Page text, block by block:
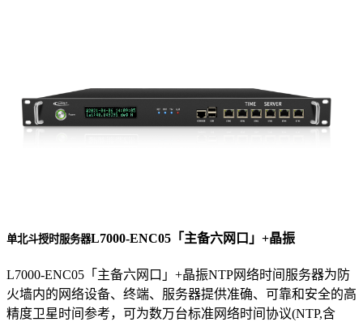
单北斗授时服务器L7000-ENC05「主备六网口」+晶振
L7000-ENC05「主备六网口」+晶振NTP网络时间服务器为防
火墙内的网络设备、终端、服务器提供准确、可靠和安全的高
精度卫星时间参考，可为数万台标准网络时间协议(NTP,含